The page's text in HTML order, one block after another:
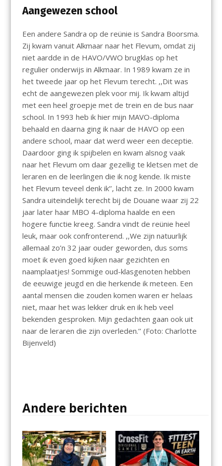
Aangewezen school
Een andere Sandra op de reünie is Sandra Boorsma.
Zij kwam vanuit Alkmaar naar het Flevum, omdat zij
niet aardde in de HAVO/VWO brugklas op het
regulier onderwijs in Alkmaar. In 1989 kwam ze in
het tweede jaar op het Flevum terecht. ,,Dit was
echt de aangewezen plek voor mij. Ik kwam altijd
met een heel groepje met de trein en de bus naar
school. In 1993 heb ik hier mijn MAVO-diploma
behaald en daarna ging ik naar de HAVO op een
andere school, maar dat werd weer een deceptie.
Daardoor ging ik spijbelen en kwam alsnog vaak
naar het Flevum om daar gezellig te kletsen met de
leraren en de leerlingen die ik nog kende. Ik miste
het Flevum teveel denk ik’’, lacht ze. In 2000 kwam
Sandra uiteindelijk terecht bij de Douane waar zij 22
jaar later haar MBO 4-diploma haalde en een
hogere functie kreeg. Sandra vindt de reünie heel
leuk, maar ook confronterend. ,,We zijn natuurlijk
allemaal zo’n 32 jaar ouder geworden, dus soms
moet ik even goed kijken naar gezichten en
naamplaatjes! Sommige oud-klasgenoten hebben
de eeuwige jeugd en die herkende ik meteen. Een
aantal mensen die zouden komen waren er helaas
niet, maar het was lekker druk en ik heb veel
bekenden gesproken. Mijn gedachten gaan ook uit
naar de leraren die zijn overleden.’’ (Foto: Charlotte
Bijenveld)
Andere berichten